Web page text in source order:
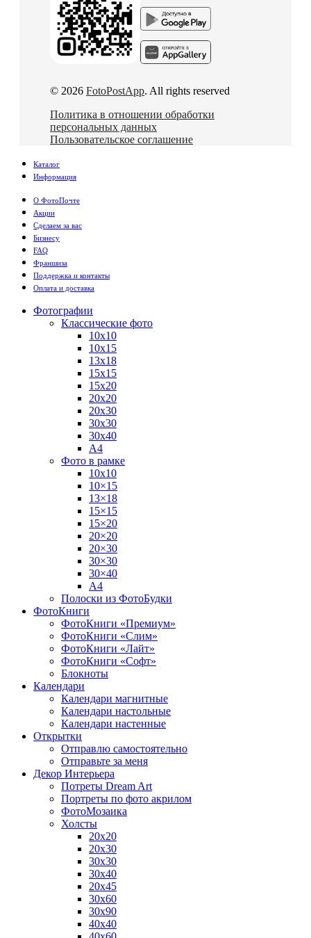
© 2026 FotoPostApp. All rights reserved
Политика в отношении обработки
персональных данных
Пользовательское соглашение
Каталог
Информация
О ФотоПочте
Акции
Сделаем за вас
Бизнесу
FAQ
Франшиза
Поддержка и контакты
Оплата и доставка
Фотографии
Классические фото
10х10
10х15
13х18
15х15
15х20
20х20
20х30
30х30
30х40
А4
Фото в рамке
10х10
10×15
13×18
15×15
15×20
20×20
20×30
30×30
30×40
A4
Полоски из ФотоБудки
ФотоКниги
ФотоКниги «Премиум»
ФотоКниги «Слим»
ФотоКниги «Лайт»
ФотоКниги «Софт»
Блокноты
Календари
Календари магнитные
Календари настольные
Календари настенные
Открытки
Отправлю самостоятельно
Отправьте за меня
Декор Интерьера
Потреты Dream Art
Портреты по фото акрилом
ФотоМозаика
Холсты
20х20
20х30
30х30
30х40
20х45
30х60
30х90
40х40